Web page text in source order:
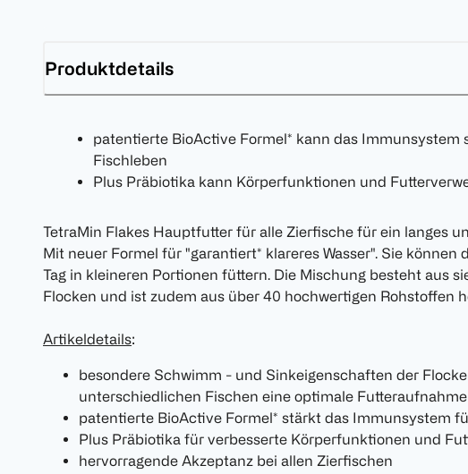
Produktdetails
patentierte BioActive Formel* kann das Immunsystem
Fischleben
Plus Präbiotika kann Körperfunktionen und
TetraMin Flakes Hauptfutter für alle Zierfische für ein langes
Mit neuer Formel für "garantiert* klareres Wasser". Sie können
Tag in kleineren Portionen füttern. Die Mischung besteht aus
Flocken und ist zudem aus über 40 hochwertigen Rohstoffen
Artikeldetails:
besondere Schwimm - und Sinkeigenschaften der
unterschiedlichen Fischen eine optimale Futteraufnahme
patentierte BioActive Formel* stärkt das Immunsystem
Plus Präbiotika für verbesserte Körperfunktionen und
hervorragende Akzeptanz bei allen Zierfischen